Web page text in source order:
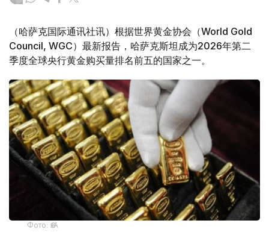
（哈萨克国际通讯社讯）根据世界黄金协会（World Gold
Council, WGC）最新报告，哈萨克斯坦成为2026年第二
季度全球央行黄金购买量排名前五的国家之一。
Фото: ӨзА